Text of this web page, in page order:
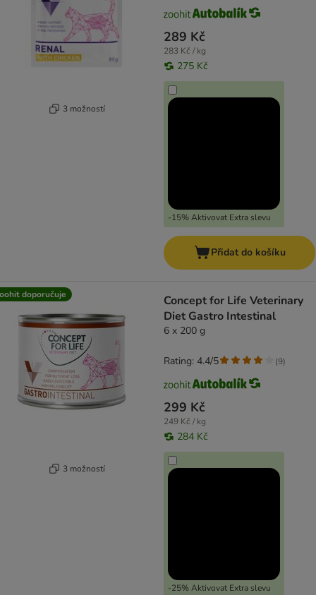
3 možností
289 Kč
283 Kč / kg
275 Kč
-15% Aktivovat Extra slevu
Přidat do košíku
doporučuje
3 možností
Concept for Life Veterinary
Diet Gastro Intestinal
6 x 200 g
299 Kč
249 Kč / kg
284 Kč
-25% Aktivovat Extra slevu
Rating: 4.4/5 (9)